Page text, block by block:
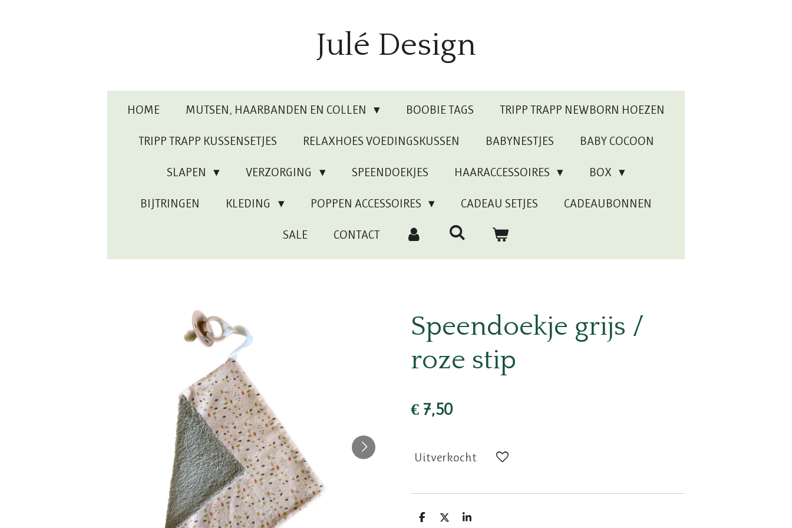
Julé Design
HOME MUTSEN, HAARBANDEN EN COLLEN BOOBIE TAGS TRIPP TRAPP NEWBORN HOEZEN
TRIPP TRAPP KUSSENSETJES RELAXHOES VOEDINGSKUSSEN BABYNESTJES BABY COCOON
SLAPEN VERZORGING SPEENDOEKJES HAARACCESSOIRES BOX
BIJTRINGEN KLEDING POPPEN ACCESSOIRES CADEAU SETJES CADEAUBONNEN
SALE CONTACT
Speendoekje grijs /
roze stip
€ 7,50
Uitverkocht
D
D
S